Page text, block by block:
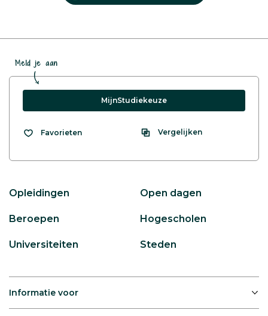
Meld je aan
MijnStudiekeuze
Favorieten Vergelijken
Opleidingen Open dagen
Beroepen Hogescholen
Universiteiten Steden
Informatie voor